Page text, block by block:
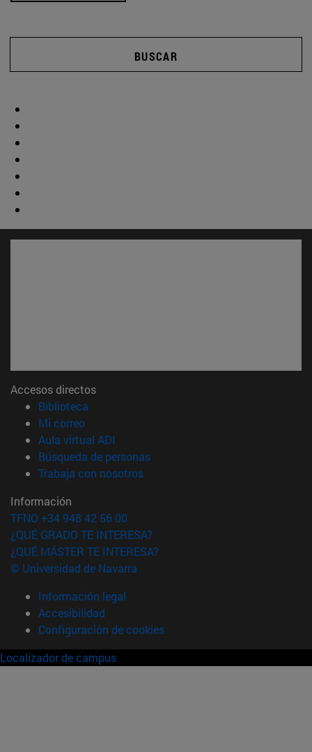
BUSCAR
Accesos directos
Biblioteca
Mi correo(abre en nueva ventana)
Aula virtual ADI
Búsqueda de personas(abre en nueva ventana)
Trabaja con nosotros(abre en nueva ventana)
Información
TFNO +34 948 42 56 00
¿QUÉ GRADO TE INTERESA?
¿QUÉ MÁSTER TE INTERESA?
© Universidad de Navarra
Información legal
Accesibilidad
Configuración de cookies
Localizador de campus